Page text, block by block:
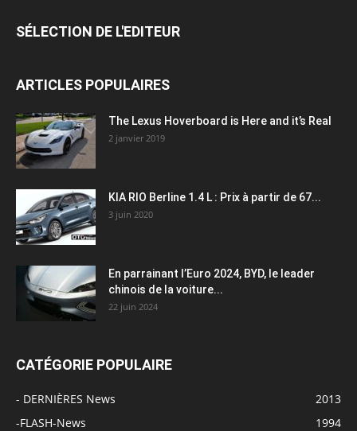
SÉLECTION DE L'EDITEUR
ARTICLES POPULAIRES
The Lexus Hoverboard is Here and it’s Real
2 janvier 2019
KIA RIO Berline 1.4 L : Prix à partir de 67...
3 juin 2020
En parrainant l’Euro 2024, BYD, le leader
chinois de la voiture...
22 juin 2024
CATÉGORIE POPULAIRE
- DERNIÈRES News
2013
-FLASH-News
1994